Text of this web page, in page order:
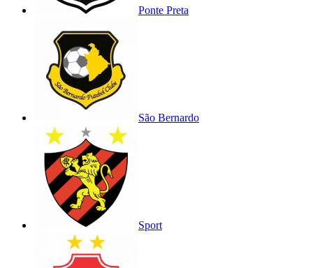
Ponte Preta
São Bernardo
Sport